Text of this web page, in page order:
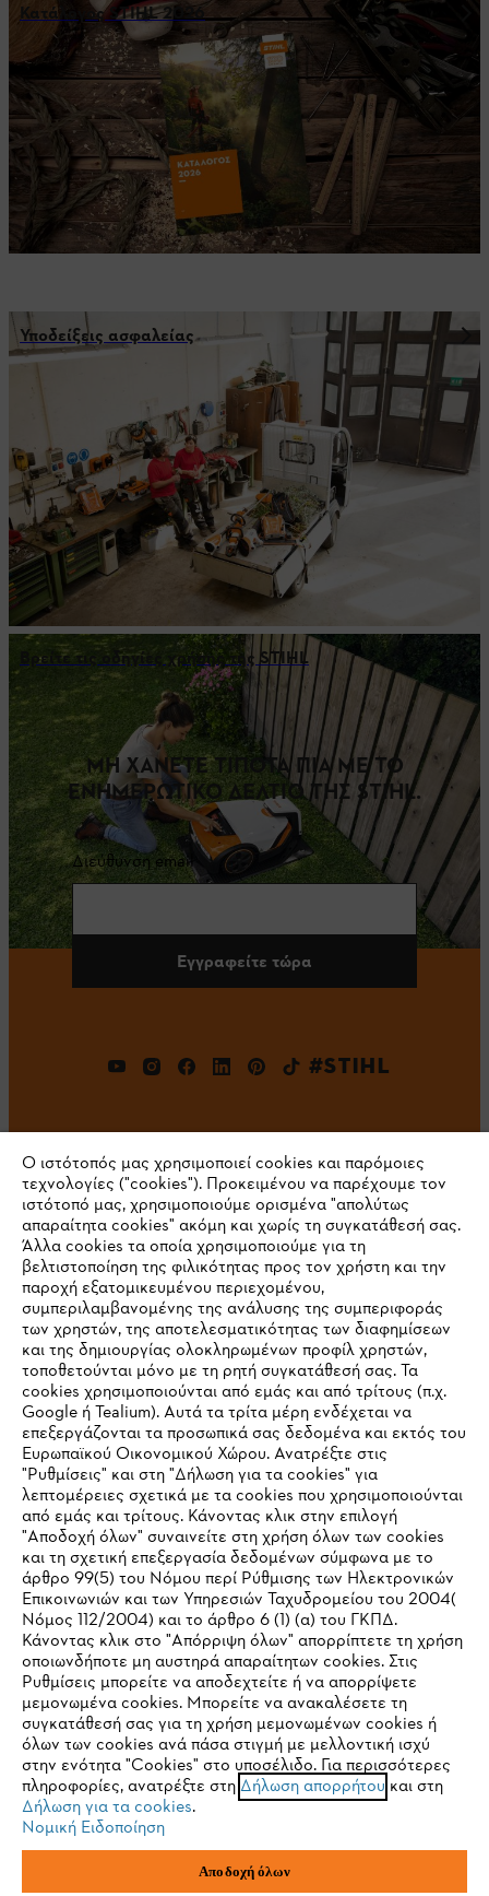
Κατάλογος STIHL 2026
Υποδείξεις ασφαλείας
Βρείτε τις οδηγίες χρήσης της STIHL
ΜΗ ΧΑΝΕΤΕ ΤΙΠΟΤΑ ΠΙΑ ΜΕ ΤΟ
ΕΝΗΜΕΡΩΤΙΚΟ ΔΕΛΤΙΟ ΤΗΣ STIHL.
Διεύθυνση email
Εγγραφείτε τώρα
#STIHL
Εταιρεία
STIHL Συχνές ερωτήσεις
Service
Πολιτική απορρήτου Νομικό κείμενο Cookies
Νομικές πληροφορίες
ANDREAS STIHL ΜΟΝΟΠΡΟΣΩΠΗ Α.Ε.
ΥΠΟΚΑΤΑΣΤΗΜΑ ΚΥΠΡΟΥ
ΑΓ. ΑΝΔΡΕΟΥ 51 ΠΑΛΛΟΥΡΙΩΤΙΣΣΑ
1041 ΛΕΥΚΩΣΙΑ
ΚΥΠΡΟΣ
IHR BROWSER WIRD NICHT
UNTERSTÜTZT
Sie nutzen einen Browser, den wir noch nicht unterstützen. Für
eine optimale Nutzung unserer Seite empfehlen wir Ihnen, zu
einem der folgenden Browser zu wechseln:
Firefox Chrome
Ο ιστότοπός μας χρησιμοποιεί cookies και παρόμοιες
τεχνολογίες ("cookies"). Προκειμένου να παρέχουμε τον
ιστότοπό μας, χρησιμοποιούμε ορισμένα "απολύτως
απαραίτητα cookies" ακόμη και χωρίς τη συγκατάθεσή σας.
Άλλα cookies τα οποία χρησιμοποιούμε για τη
βελτιστοποίηση της φιλικότητας προς τον χρήστη και την
παροχή εξατομικευμένου περιεχομένου,
συμπεριλαμβανομένης της ανάλυσης της συμπεριφοράς
των χρηστών, της αποτελεσματικότητας των διαφημίσεων
και της δημιουργίας ολοκληρωμένων προφίλ χρηστών,
τοποθετούνται μόνο με τη ρητή συγκατάθεσή σας. Τα
cookies χρησιμοποιούνται από εμάς και από τρίτους (π.χ.
Google ή Tealium). Αυτά τα τρίτα μέρη ενδέχεται να
επεξεργάζονται τα προσωπικά σας δεδομένα και εκτός του
Ευρωπαϊκού Οικονομικού Χώρου. Ανατρέξτε στις
"Ρυθμίσεις" και στη "Δήλωση για τα cookies" για
λεπτομέρειες σχετικά με τα cookies που χρησιμοποιούνται
από εμάς και τρίτους. Κάνοντας κλικ στην επιλογή
"Αποδοχή όλων" συναινείτε στη χρήση όλων των cookies
και τη σχετική επεξεργασία δεδομένων σύμφωνα με το
άρθρο 99(5) του Νόμου περί Ρύθμισης των Ηλεκτρονικών
Επικοινωνιών και των Υπηρεσιών Ταχυδρομείου του 2004(
Νόμος 112/2004) και το άρθρο 6 (1) (α) του ΓΚΠΔ.
Κάνοντας κλικ στο "Απόρριψη όλων" απορρίπτετε τη χρήση
οποιωνδήποτε μη αυστηρά απαραίτητων cookies. Στις
Ρυθμίσεις μπορείτε να αποδεχτείτε ή να απορρίψετε
μεμονωμένα cookies. Μπορείτε να ανακαλέσετε τη
συγκατάθεσή σας για τη χρήση μεμονωμένων cookies ή
όλων των cookies ανά πάσα στιγμή με μελλοντική ισχύ
στην ενότητα "Cookies" στο υποσέλιδο. Για περισσότερες
πληροφορίες, ανατρέξτε στηΔήλωση απορρήτου και στη
Δήλωση για τα cookies.
Νομική Ειδοποίηση
Αποδοχή όλων